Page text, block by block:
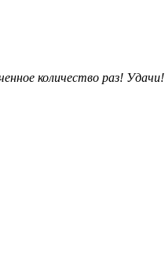
количество раз! Удачи!